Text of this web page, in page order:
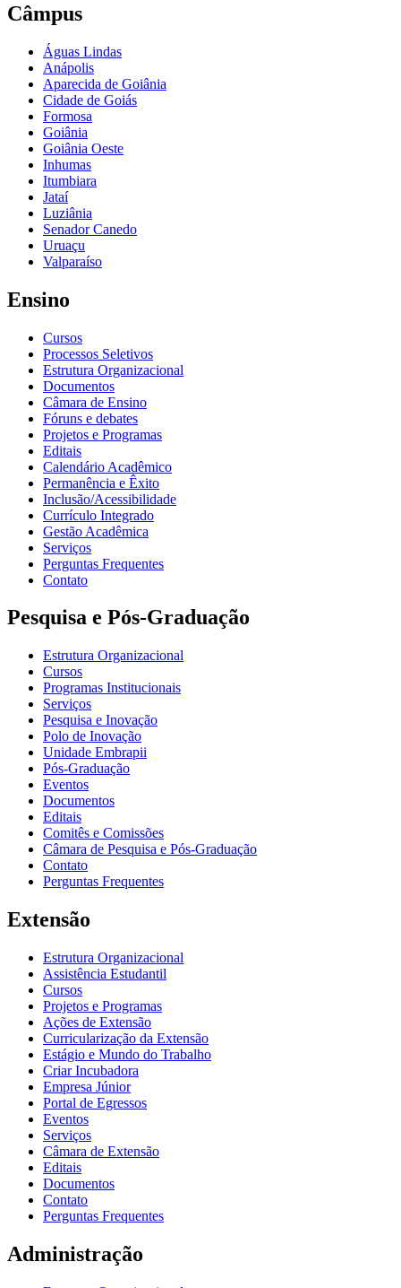
Câmpus
Águas Lindas
Anápolis
Aparecida de Goiânia
Cidade de Goiás
Formosa
Goiânia
Goiânia Oeste
Inhumas
Itumbiara
Jataí
Luziânia
Senador Canedo
Uruaçu
Valparaíso
Ensino
Cursos
Processos Seletivos
Estrutura Organizacional
Documentos
Câmara de Ensino
Fóruns e debates
Projetos e Programas
Editais
Calendário Acadêmico
Permanência e Êxito
Inclusão/Acessibilidade
Currículo Integrado
Gestão Acadêmica
Serviços
Perguntas Frequentes
Contato
Pesquisa e Pós-Graduação
Estrutura Organizacional
Cursos
Programas Institucionais
Serviços
Pesquisa e Inovação
Polo de Inovação
Unidade Embrapii
Pós-Graduação
Eventos
Documentos
Editais
Comitês e Comissões
Câmara de Pesquisa e Pós-Graduação
Contato
Perguntas Frequentes
Extensão
Estrutura Organizacional
Assistência Estudantil
Cursos
Projetos e Programas
Ações de Extensão
Curricularização da Extensão
Estágio e Mundo do Trabalho
Criar Incubadora
Empresa Júnior
Portal de Egressos
Eventos
Serviços
Câmara de Extensão
Editais
Documentos
Contato
Perguntas Frequentes
Administração